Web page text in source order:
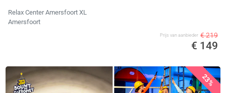
Relax Center Amersfoort XL
Amersfoort
Prijs van aanbieder € 219
€ 149
23%